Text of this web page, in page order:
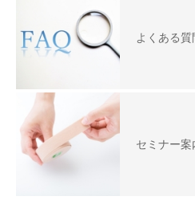
よくある質
セミナー案